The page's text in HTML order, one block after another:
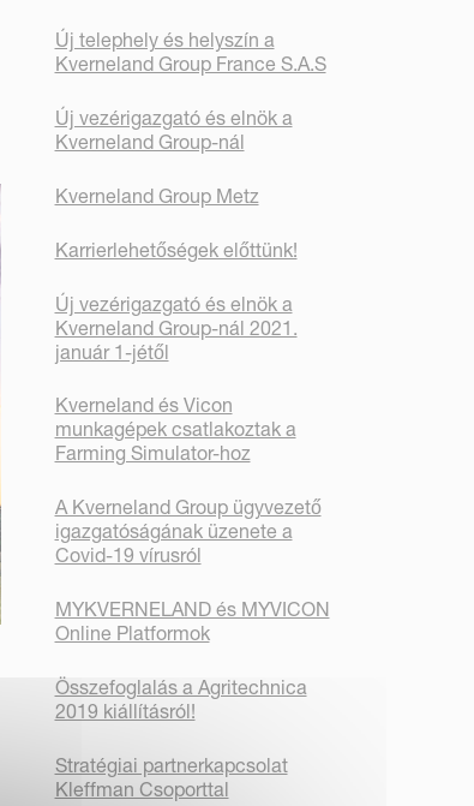
Új telephely és helyszín a
Kverneland Group France S.A.S
Új vezérigazgató és elnök a
Kverneland Group-nál
Kverneland Group Metz
Karrierlehetőségek előttünk!
Új vezérigazgató és elnök a
Kverneland Group-nál 2021.
január 1-jétől
Kverneland és Vicon
munkagépek csatlakoztak a
Farming Simulator-hoz
A Kverneland Group ügyvezető
igazgatóságának üzenete a
Covid-19 vírusról
MYKVERNELAND és MYVICON
Online Platformok
Összefoglalás a Agritechnica
2019 kiállításról!
Stratégiai partnerkapcsolat
Kleffman Csoporttal